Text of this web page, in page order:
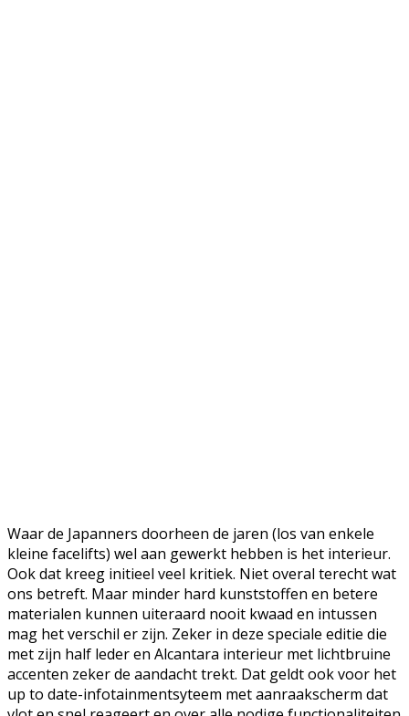
Waar de Japanners doorheen de jaren (los van enkele
kleine facelifts) wel aan gewerkt hebben is het interieur.
Ook dat kreeg initieel veel kritiek. Niet overal terecht wat
ons betreft. Maar minder hard kunststoffen en betere
materialen kunnen uiteraard nooit kwaad en intussen
mag het verschil er zijn. Zeker in deze speciale editie die
met zijn half leder en Alcantara interieur met lichtbruine
accenten zeker de aandacht trekt. Dat geldt ook voor het
up to date-infotainmentsyteem met aanraakscherm dat